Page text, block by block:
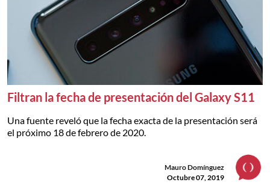
Filtran la fecha de presentación del Galaxy S11
Una fuente reveló que la fecha exacta de la presentación será
el próximo 18 de febrero de 2020.
Mauro Domínguez
Octubre 07, 2019